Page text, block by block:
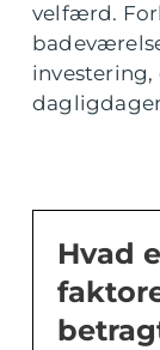
velfærd.
investering,
Hvad